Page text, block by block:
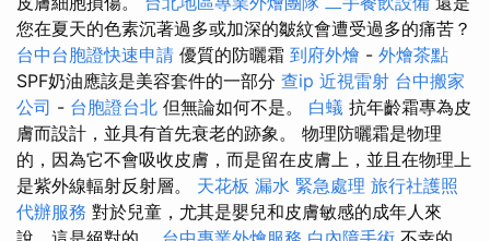
您在夏天的色素沉著過多或加深的皺紋會遭受過多的痛苦？
台中台胞證快速申請 優質的防曬霜 到府外燴 - 外燴茶點
SPF奶油應該是美容套件的一部分 查ip 近視雷射 台中搬家
公司 - 台胞證台北 但無論如何不是。 白蟻 抗年齡霜專為皮
膚而設計，並具有首先衰老的跡象。 物理防曬霜是物理
的，因為它不會吸收皮膚，而是留在皮膚上，並且在物理上
是紫外線輻射反射層。 天花板 漏水 緊急處理 旅行社護照
代辦服務 對於兒童，尤其是嬰兒和皮膚敏感的成年人來